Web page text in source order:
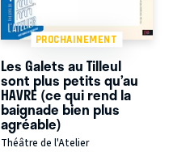
PROCHAINEMENT
Les Galets au Tilleul
sont plus petits qu’au
HAVRE (ce qui rend la
baignade bien plus
agréable)
Théâtre de l'Atelier